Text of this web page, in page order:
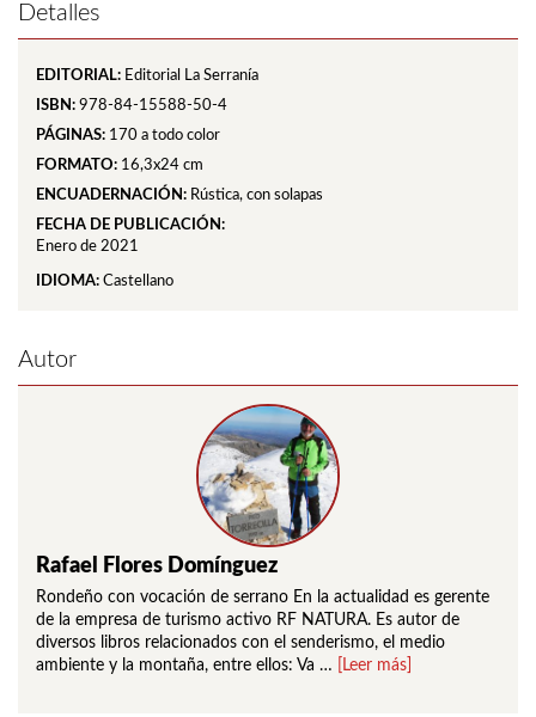
Detalles
EDITORIAL: Editorial La Serranía
ISBN: 978-84-15588-50-4
PÁGINAS: 170 a todo color
FORMATO: 16,3x24 cm
ENCUADERNACIÓN: Rústica, con solapas
FECHA DE PUBLICACIÓN:
Enero de 2021
IDIOMA: Castellano
Autor
Rafael Flores Domínguez
Rondeño con vocación de serrano En la actualidad es gerente
de la empresa de turismo activo RF NATURA. Es autor de
diversos libros relacionados con el senderismo, el medio
ambiente y la montaña, entre ellos: Va …
[Leer más]